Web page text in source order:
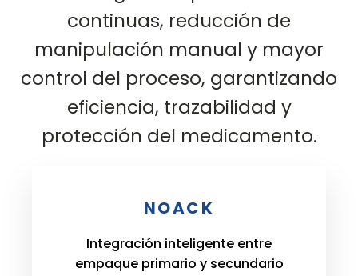
continuas, reducción de
manipulación manual y mayor
control del proceso, garantizando
eficiencia, trazabilidad y
protección del medicamento.
NOACK
Integración inteligente entre
empaque primario y secundario